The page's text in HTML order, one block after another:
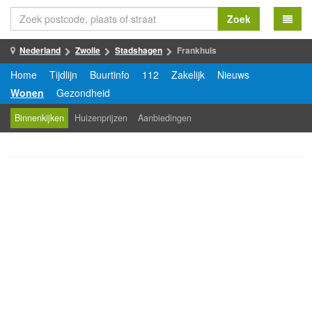
Zoek
Nederland Zwolle Stadshagen Frankhuis
Home Tijdlijn Buurtinfo 112 Zakelijk
Nieuws
Wonen
Gezondheid
Binnenkijken Huizenprijzen Aanbiedingen